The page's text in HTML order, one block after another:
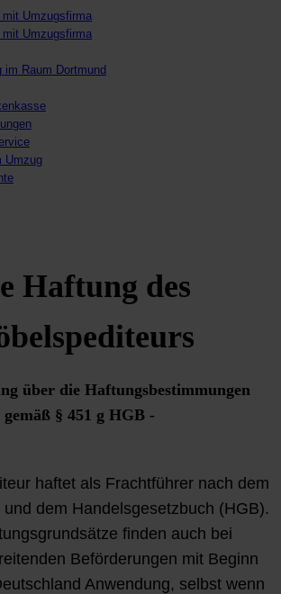
im Raum Dortmund
Umzug
Haftung des
über die Haftungsbestimmungen
gemäß § 451 g HGB -
haftet als Frachtführer nach dem
dem Handelsgesetzbuch (HGB).
finden auch bei
Beförderungen mit Beginn
Anwendung, selbst wenn